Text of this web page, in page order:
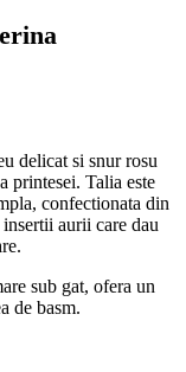
delicat si snur rosu
printesei. Talia este
confectionata din
aurii care dau
sub gat, ofera un
de basm.